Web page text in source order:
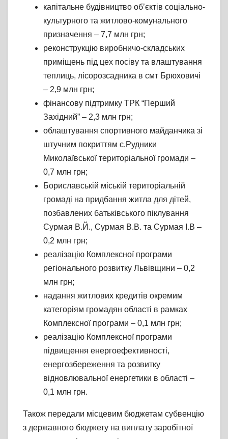
капітальне будівництво об’єктів соціально-
культурного та житлово-комунального
призначення – 7,7 млн грн;
реконструкцію виробничо-складських
приміщень під цех посіву та влаштування
теплиць, лісорозсадника в смт Брюховичі
– 2,9 млн грн;
фінансову підтримку ТРК “Перший
Західний” – 2,3 млн грн;
облаштування спортивного майданчика зі
штучним покриттям с.Рудники
Миколаївської територіальної громади –
0,7 млн грн;
Бориславській міській територіальній
громаді на придбання житла для дітей,
позбавлених батьківського піклування
Сурмая В.Й., Сурмая В.В. та Сурмая І.В –
0,2 млн грн;
реалізацію Комплексної програми
регіонального розвитку Львівщини – 0,2
млн грн;
надання житлових кредитів окремим
категоріям громадян області в рамках
Комплексної програми – 0,1 млн грн;
реалізацію Комплексної програми
підвищення енергоефективності,
енергозбереження та розвитку
відновлювальної енергетики в області –
0,1 млн грн.
Також передали місцевим бюджетам субвенцію
з державного бюджету на виплату заробітної